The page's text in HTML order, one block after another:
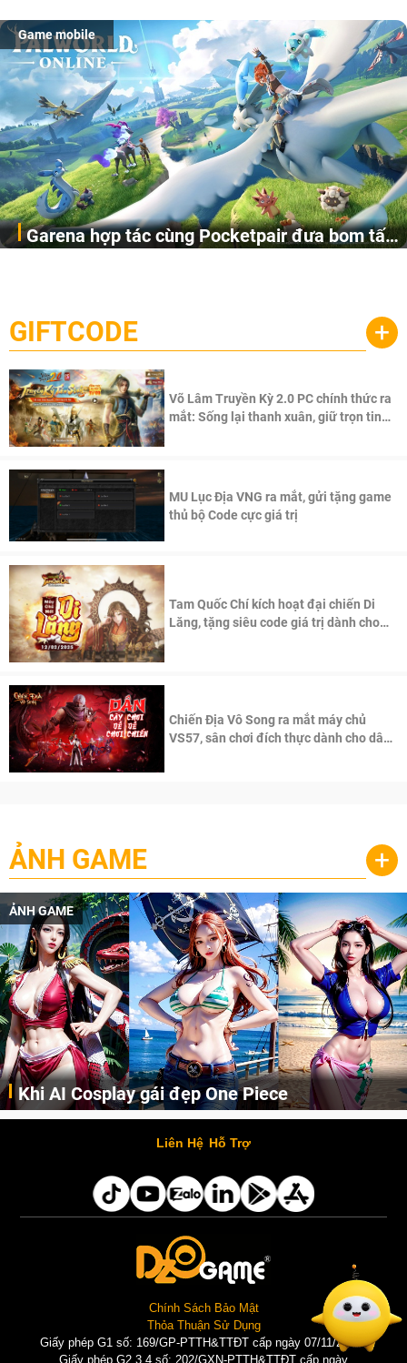
Game mobile
Garena hợp tác cùng Pocketpair đưa bom tấn
cầu, theo giấy phép chính thức từ công ty game Nhật Bản
Pocketpair, Inc.
GIFTCODE +
Võ Lâm Truyền Kỳ 2.0 PC chính thức ra
mắt: Sống lại thanh xuân, giữ trọn tinh
MU Lục Địa VNG ra mắt, gửi tặng game
thủ bộ Code cực giá trị
Tam Quốc Chí kích hoạt đại chiến Di
Lăng, tặng siêu code giá trị dành cho
Chiến Địa Vô Song ra mắt máy chủ
VS57, sân chơi đích thực dành cho dân
ẢNH GAME +
ẢNH GAME
Khi AI Cosplay gái đẹp One Piece
Những cô nàng nóng bỏng Boa Hancock, Nico Robin, Nami, Yamato hay Perona được AI vẽ lại dưới hình thức Cosplay cực kỳ chuẩn chỉnh.
Liên Hệ Hỗ Trợ
Chính Sách Bảo Mật
Thỏa Thuận Sử Dụng
Giấy phép G1 số: 169/GP-PTTH&TTĐT cấp ngày 07/11/2025 |
Giấy phép G2,3,4 số: 202/GXN-PTTH&TTĐT cấp ngày